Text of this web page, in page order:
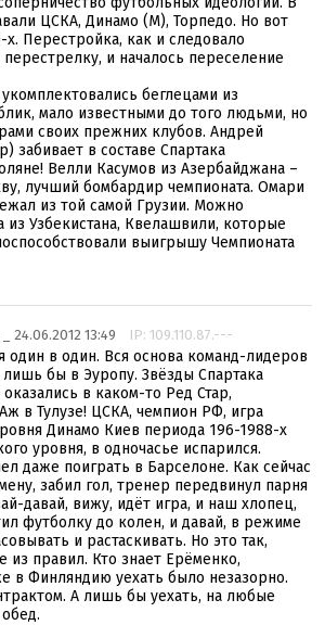
ЦСКА, Динамо (М), Торпедо. Но вот
х. Перестройка, как и следовало
и началось переселение
беглецами из
мало известными до того людьми, но
своих прежних клубов. Андрей
забивает в составе Спартака
Велли Касумов из Азербайджана –
лучший бомбардир чемпионата. Омари
из той самой Грузии. Можно
из Узбекистана, Квелашвили, которые
выигрышу Чемпионата
_ 24.06.2012 13:49 IP: 109.110.87.---
один в один. Вся основа команд-лидеров
лишь бы в Эуропу. Звёзды Спартака
в каком-то Ред Стар,
в Тулузе! ЦСКА, чемпион РФ, игра
Динамо Киев периода 196-1988-х
уровня, в одночасье испарился.
даже поиграть в Барселоне. Как сейчас
забил гол, тренер передвинул парня
давай, вижу, идёт игра, и наш хлопец,
футболку до колен, и давай, в режиме
и растаскивать. Но это так,
из правил. Кто знает Ерёменко,
в Финляндию уехать было незазорно.
А лишь бы уехать, на любые